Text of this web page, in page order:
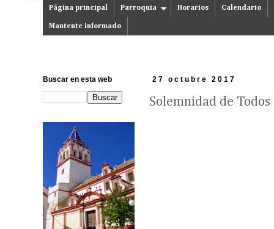
Página principal Parroquia Horarios Calendario
Mantente informado
27 octubre 2017
Solemnidad de Todos
Buscar en esta web